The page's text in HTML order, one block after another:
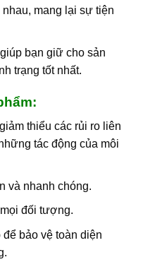
mang lại sự tiện
bạn giữ cho sản
trạng tốt nhất.
thiểu các rủi ro liên
tác động của môi
và nhanh chóng.
đối tượng.
bảo vệ toàn diện